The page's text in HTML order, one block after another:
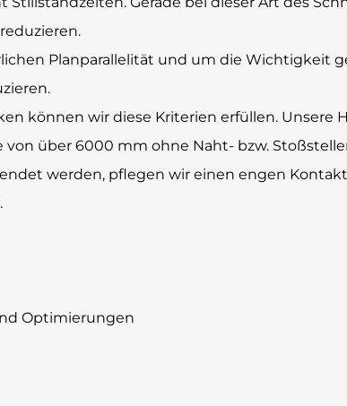
Planparallelität und um die Wichtigkeit
können wir diese Kriterien erfüllen. Unsere
über 6000 mm ohne Naht- bzw.
werden, pflegen wir einen engen
Optimierungen